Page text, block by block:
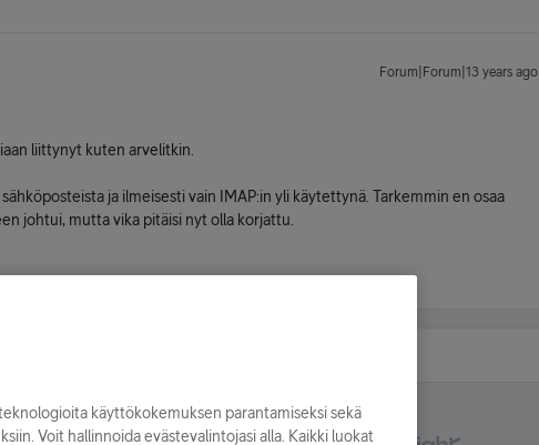
Forum|Forum|13 years ago
liittynyt kuten arvelitkin.
ja ilmeisesti vain IMAP:in yli käytettynä. Tarkemmin en osaa
johtui, mutta vika pitäisi nyt olla korjattu.
käyttökokemuksen parantamiseksi sekä
Voit hallinnoida evästevalintojasi alla. Kaikki luokat